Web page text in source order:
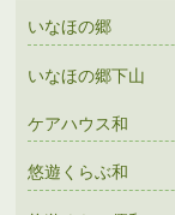
いなほの郷
いなほの郷下山
ケアハウス和
悠遊くらぶ和